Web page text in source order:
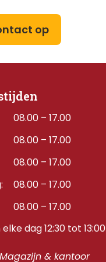
op
08.00 – 17.00
08.00 – 17.00
08.00 – 17.00
08.00 – 17.00
08.00 – 17.00
dag 12:30 tot 13:00
Magazijn & kantoor